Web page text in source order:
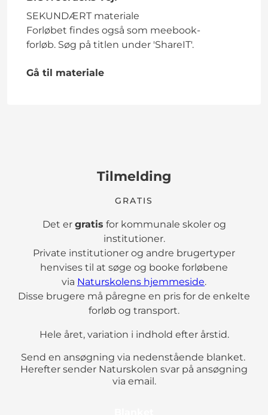
SEKUNDÆRT materiale
Forløbet findes også som meebook-
forløb. Søg på titlen under 'ShareIT'.
Gå til materiale
Tilmelding
GRATIS
Det er gratis for kommunale skoler og
institutioner.
Private institutioner og andre brugertyper
henvises til at søge og booke forløbene
via Naturskolens hjemmeside.
Disse brugere må påregne en pris for de enkelte
forløb og transport.
Hele året, variation i indhold efter årstid.
Send en ansøgning via nedenstående blanket.
Herefter sender Naturskolen svar på ansøgning
via email.